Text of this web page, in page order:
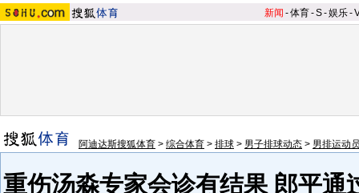
新闻 -体育-S-娱乐-
阿迪达斯搜狐体育 > 综合体育 > 排球 > 男子排球动态 > 男排运动
重伤汤淼专家会诊有结果 郎平通